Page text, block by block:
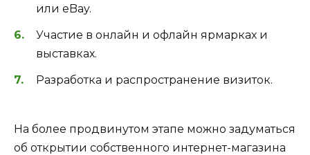
или eBay.
Участие в онлайн и офлайн ярмарках и
выставках.
Разработка и распространение визиток.
На более продвинутом этапе можно задуматься
об открытии собственного интернет-магазина